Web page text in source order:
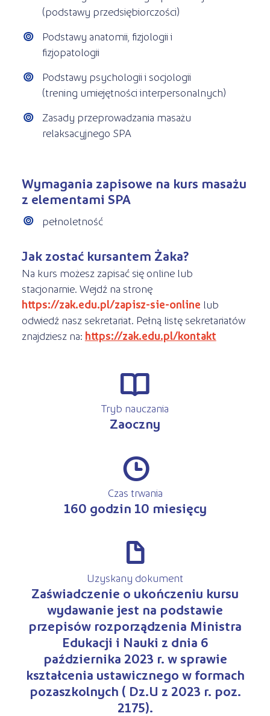
(podstawy przedsiębiorczości)
Podstawy anatomii, fizjologii i
fizjopatologii
Podstawy psychologii i socjologii
(trening umiejętności interpersonalnych)
Zasady przeprowadzania masażu
relaksacyjnego SPA
Wymagania zapisowe na kurs masażu
z elementami SPA
pełnoletność
Jak zostać kursantem Żaka?
Na kurs możesz zapisać się online lub
stacjonarnie. Wejdź na stronę
https://zak.edu.pl/zapisz-sie-online lub
odwiedź nasz sekretariat. Pełną listę sekretariatów
znajdziesz na: https://zak.edu.pl/kontakt
r
Tryb nauczania
Zaoczny
#
Czas trwania
160 godzin 10 miesięcy
d
Uzyskany dokument
Zaświadczenie o ukończeniu kursu
wydawanie jest na podstawie
przepisów rozporządzenia Ministra
Edukacji i Nauki z dnia 6
października 2023 r. w sprawie
kształcenia ustawicznego w formach
pozaszkolnych ( Dz.U z 2023 r. poz.
2175).